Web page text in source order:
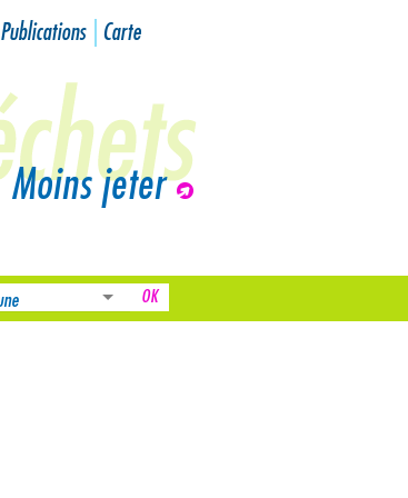
Publications Carte
Moins jeter